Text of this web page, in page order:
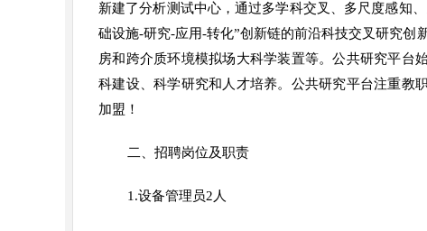
新建了分析测试中心，通过多学科交叉、多尺度感知
础设施-研究-应用-转化”创新链的前沿科技交叉研究创
房和跨介质环境模拟场大科学装置等。公共研究平台
科建设、科学研究和人才培养。公共研究平台注重教
加盟！
二、招聘岗位及职责
1.设备管理员2人